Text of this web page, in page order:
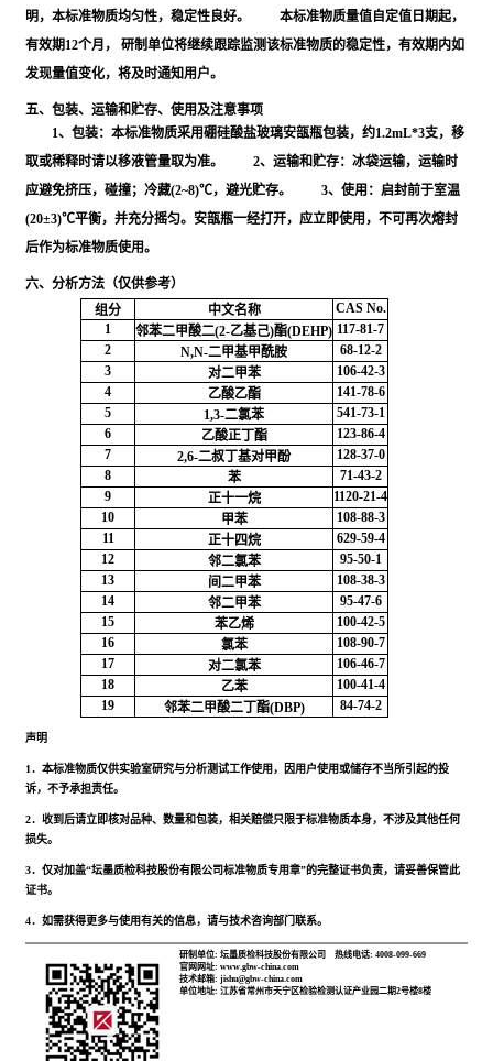
明，本标准物质均匀性，稳定性良好。 本标准物质量值自定值日期起，
有效期12个月， 研制单位将继续跟踪监测该标准物质的稳定性，有效期内如
发现量值变化，将及时通知用户。
五、包装、运输和贮存、使用及注意事项
1、包装：本标准物质采用硼硅酸盐玻璃安瓿瓶包装，约1.2mL*3支，移
取或稀释时请以移液管量取为准。 2、运输和贮存：冰袋运输，运输时
应避免挤压，碰撞；冷藏(2~8)℃，避光贮存。 3、使用：启封前于室温
(20±3)℃平衡，并充分摇匀。安瓿瓶一经打开，应立即使用，不可再次熔封
后作为标准物质使用。
六、分析方法（仅供参考）
组分
中文名称
CAS No.
1
邻苯二甲酸二(2-乙基己)酯(DEHP) 117-81-7
2
N,N-二甲基甲酰胺
68-12-2
3
对二甲苯
106-42-3
4
乙酸乙酯
141-78-6
5
1,3-二氯苯
541-73-1
6
乙酸正丁酯
123-86-4
7
2,6-二叔丁基对甲酚
128-37-0
8
苯
71-43-2
9
正十一烷
1120-21-4
10
甲苯
108-88-3
11
正十四烷
629-59-4
12
邻二氯苯
95-50-1
13
间二甲苯
108-38-3
14
邻二甲苯
95-47-6
15
苯乙烯
100-42-5
16
氯苯
108-90-7
17
对二氯苯
106-46-7
18
乙苯
100-41-4
19
邻苯二甲酸二丁酯(DBP) 84-74-2
声明
1．本标准物质仅供实验室研究与分析测试工作使用，因用户使用或储存不当所引起的投
诉，不予承担责任。
2．收到后请立即核对品种、数量和包装，相关赔偿只限于标准物质本身，不涉及其他任何
损失。
3．仅对加盖“坛墨质检科技股份有限公司标准物质专用章”的完整证书负责，请妥善保管此
证书。
4．如需获得更多与使用有关的信息，请与技术咨询部门联系。
研制单位: 坛墨质检科技股份有限公司
热线电话: 4008-099-669
官网网址: www.gbw-china.com
技术邮箱: jishu@gbw-china.com
单位地址: 江苏省常州市天宁区检验检测认证产业园二期2号楼8楼